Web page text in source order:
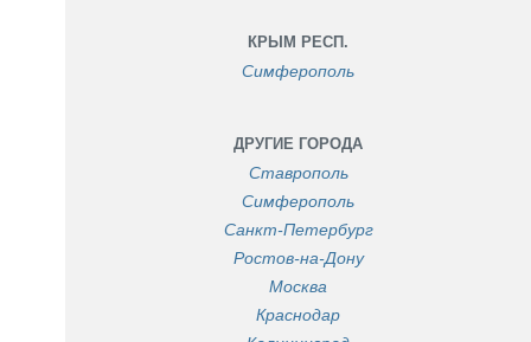
КРЫМ РЕСП.
Симферополь
ДРУГИЕ ГОРОДА
Ставрополь
Симферополь
Санкт-Петербург
Ростов-на-Дону
Москва
Краснодар